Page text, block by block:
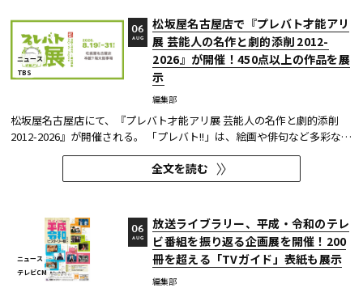
ニュース
TBS
松坂屋名古屋店で『プレバト才能アリ
展 芸能人の名作と劇的添削 2012-
2026』が開催！450点以上の作品を展
示
編集部
06
AUG
松坂屋名古屋店にて、『プレバト才能アリ展 芸能人の名作と劇的添削
2012-2026』が開催される。 「プレバト!!」は、絵画や俳句など多彩な芸
術ジャンルに芸能人が挑戦し、その作品を超一流の講師陣が才能アリ/ナ
シで厳しく査定する教養バラエティー番組だ。 本展では、定番ジャンル
の俳句・水彩画から、大漁旗や黒板アートといった巨大作品...
全文を読む
ニュース
テレビCM
放送ライブラリー、平成・令和のテレ
ビ番組を振り返る企画展を開催！200
冊を超える「TVガイド」表紙も展示
編集部
06
AUG